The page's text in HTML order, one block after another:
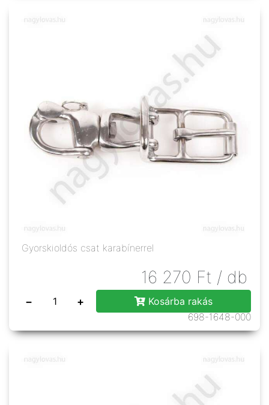
Gyorskioldós csat karabínerrel
16 270 Ft / db
− +
Kosárba rakás
698-1648-000